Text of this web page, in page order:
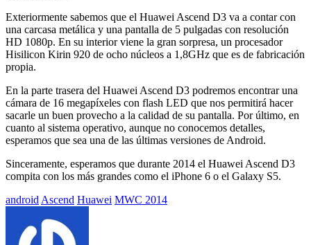
Exteriormente sabemos que el Huawei Ascend D3 va a contar con
una carcasa metálica y una pantalla de 5 pulgadas con resolución
HD 1080p. En su interior viene la gran sorpresa, un procesador
Hisilicon Kirin 920 de ocho núcleos a 1,8GHz que es de fabricación
propia.
En la parte trasera del Huawei Ascend D3 podremos encontrar una
cámara de 16 megapíxeles con flash LED que nos permitirá hacer
sacarle un buen provecho a la calidad de su pantalla. Por último, en
cuanto al sistema operativo, aunque no conocemos detalles,
esperamos que sea una de las últimas versiones de Android.
Sinceramente, esperamos que durante 2014 el Huawei Ascend D3
compita con los más grandes como el iPhone 6 o el Galaxy S5.
Etiquetado
android Ascend Huawei MWC 2014